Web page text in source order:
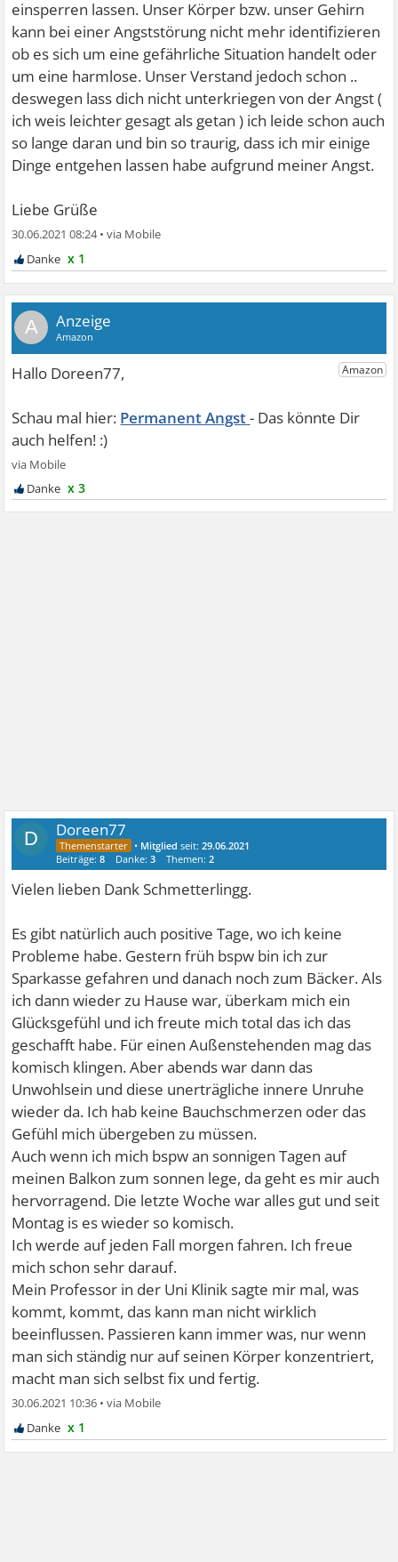
einsperren lassen. Unser Körper bzw. unser Gehirn
kann bei einer Angststörung nicht mehr identifizieren
ob es sich um eine gefährliche Situation handelt oder
um eine harmlose. Unser Verstand jedoch schon ..
deswegen lass dich nicht unterkriegen von der Angst (
ich weis leichter gesagt als getan ) ich leide schon auch
so lange daran und bin so traurig, dass ich mir einige
Dinge entgehen lassen habe aufgrund meiner Angst.
Liebe Grüße
30.06.2021 08:24•
x 1
A
Permanent Angst
x 3
D Doreen77
• Mitglied seit:29.06.2021
Beiträge:8 Danke:3 Themen:2
Vielen lieben Dank Schmetterlingg.
Es gibt natürlich auch positive Tage, wo ich keine
Probleme habe. Gestern früh bspw bin ich zur
Sparkasse gefahren und danach noch zum Bäcker. Als
ich dann wieder zu Hause war, überkam mich ein
Glücksgefühl und ich freute mich total das ich das
geschafft habe. Für einen Außenstehenden mag das
komisch klingen. Aber abends war dann das
Unwohlsein und diese unerträgliche innere Unruhe
wieder da. Ich hab keine Bauchschmerzen oder das
Gefühl mich übergeben zu müssen.
Auch wenn ich mich bspw an sonnigen Tagen auf
meinen Balkon zum sonnen lege, da geht es mir auch
hervorragend. Die letzte Woche war alles gut und seit
Montag is es wieder so komisch.
Ich werde auf jeden Fall morgen fahren. Ich freue
mich schon sehr darauf.
Mein Professor in der Uni Klinik sagte mir mal, was
kommt, kommt, das kann man nicht wirklich
beeinflussen. Passieren kann immer was, nur wenn
man sich ständig nur auf seinen Körper konzentriert,
macht man sich selbst fix und fertig.
30.06.2021 10:36 •
x 1